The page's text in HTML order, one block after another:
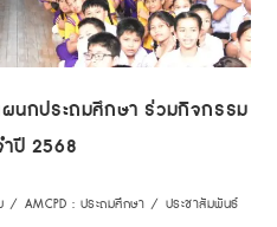
นกประถมศึกษา ร่วมกิจกรรม
ปี 2568
/ AMCPD : ประถมศึกษา / ประชาสัมพันธ์